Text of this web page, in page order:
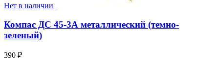
Нет в наличии
Компас ДС 45-3А металлический (темно-
зеленый)
390 ₽